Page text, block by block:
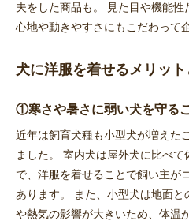
夫をした商品も。 見た目や機能
心地や動きやすさにもこだわって
犬に洋服を着せるメリット
①寒さや暑さに弱い犬を守る
近年は飼育犬種も小型犬が増えた
ました。 室内犬は屋外犬に比べ
で、洋服を着せることで飼い主が
あります。 また、小型犬は地面
や熱気の影響が大きいため、体温